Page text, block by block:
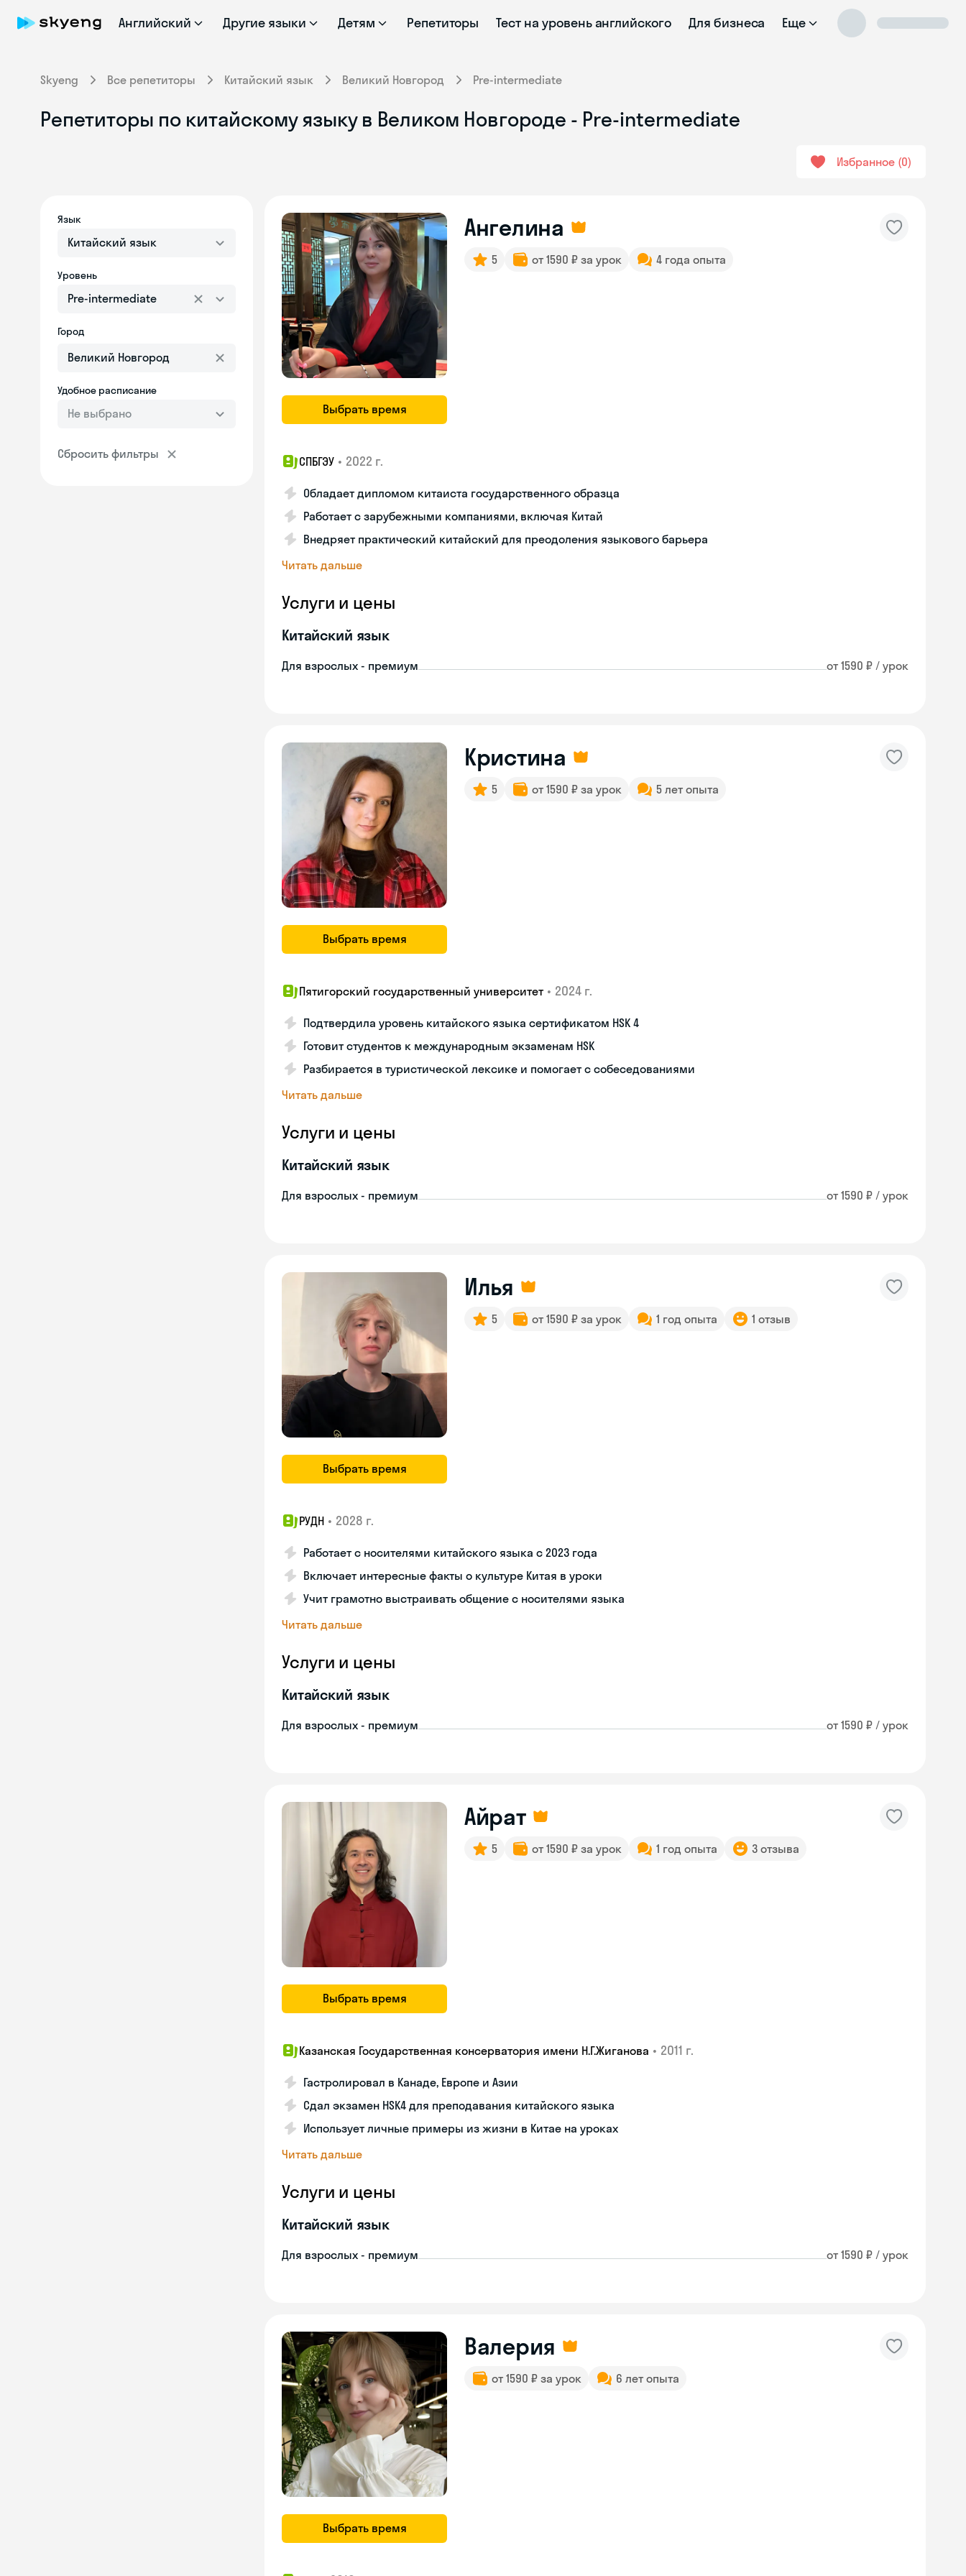
Английский Другие языки Детям Репетиторы Тест на уровень английского Для бизнеса Еще
Skyeng Все репетиторы Китайский язык Великий Новгород Pre-intermediate
Репетиторы по китайскому языку в Великом Новгороде - Pre-intermediate
Избранное 0
Язык
Китайский язык
Уровень
Pre-intermediate
Город
Удобное расписание
Не выбрано
Сбросить фильтры
Выбрать время
Ангелина
5 от 1590 ₽ за урок 4 года опыта
СПБГЭУ • 2022 г.
Обладает дипломом китаиста государственного образца
Работает с зарубежными компаниями, включая Китай
Внедряет практический китайский для преодоления языкового барьера
Читать дальше
Услуги и цены
Китайский язык
Для взрослых - премиум от 1590 ₽ / урок
Выбрать время
Кристина
5 от 1590 ₽ за урок 5 лет опыта
Пятигорский государственный университет • 2024 г.
Подтвердила уровень китайского языка сертификатом HSK 4
Готовит студентов к международным экзаменам HSK
Разбирается в туристической лексике и помогает с собеседованиями
Читать дальше
Услуги и цены
Китайский язык
Для взрослых - премиум от 1590 ₽ / урок
Выбрать время
Илья
5 от 1590 ₽ за урок 1 год опыта 1 отзыв
РУДН • 2028 г.
Работает с носителями китайского языка с 2023 года
Включает интересные факты о культуре Китая в уроки
Учит грамотно выстраивать общение с носителями языка
Читать дальше
Услуги и цены
Китайский язык
Для взрослых - премиум от 1590 ₽ / урок
Выбрать время
Айрат
5 от 1590 ₽ за урок 1 год опыта 3 отзыва
Казанская Государственная консерватория имени Н.Г.Жиганова • 2011 г.
Гастролировал в Канаде, Европе и Азии
Сдал экзамен HSK4 для преподавания китайского языка
Использует личные примеры из жизни в Китае на уроках
Читать дальше
Услуги и цены
Китайский язык
Для взрослых - премиум от 1590 ₽ / урок
Выбрать время
Валерия
от 1590 ₽ за урок 6 лет опыта